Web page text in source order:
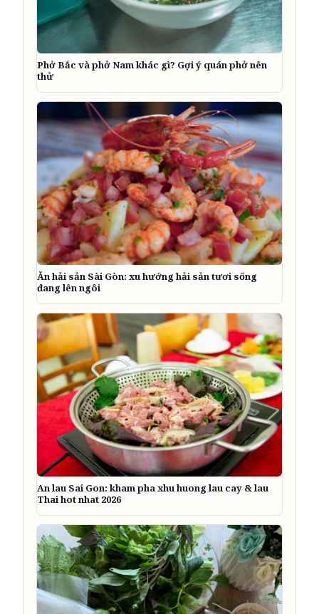
Phở Bắc và phở Nam khác gì? Gợi ý quán phở nên
thử
Ăn hải sản Sài Gòn: xu hướng hải sản tươi sống
đang lên ngôi
An lau Sai Gon: kham pha xhu huong lau cay & lau
Thai hot nhat 2026